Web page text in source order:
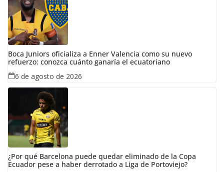
Boca Juniors oficializa a Enner Valencia como su nuevo
refuerzo: conozca cuánto ganaría el ecuatoriano
6 de agosto de 2026
¿Por qué Barcelona puede quedar eliminado de la Copa
Ecuador pese a haber derrotado a Liga de Portoviejo?